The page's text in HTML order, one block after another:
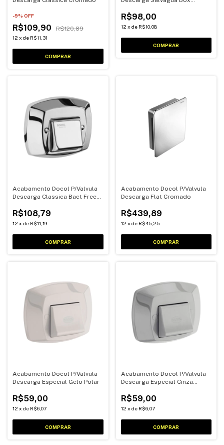
-9% OFF
R$109,90 R$120,89
12 x de R$11,31
R$98,00
12 x de R$10,08
Acabamento Docol P/Valvula
Descarga Classica Bact Free
R$108,79
12 x de R$11,19
Acabamento Docol P/Valvula
Descarga Flat Cromado
R$439,89
12 x de R$45,25
Acabamento Docol P/Valvula
Descarga Especial Gelo Polar
R$59,00
12 x de R$6,07
Acabamento Docol P/Valvula
Descarga Especial Cinza
R$59,00
12 x de R$6,07